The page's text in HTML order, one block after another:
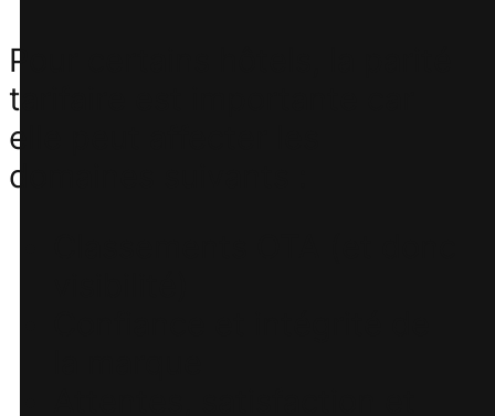
Pour certains hôtels, la parité
tarifaire est importante car
elle peut affecter les
domaines suivants :